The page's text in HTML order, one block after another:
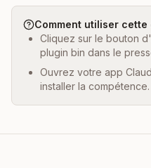
Comment utiliser cette
Cliquez sur le bouton
plugin bin dans le
Ouvrez votre app
installer la compétence.